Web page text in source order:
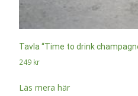
Tavla “Time to drink
249 kr
Läs mera här